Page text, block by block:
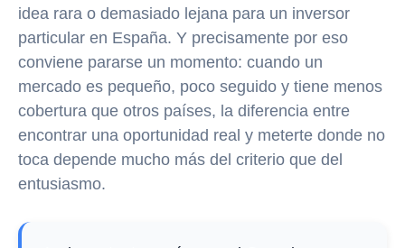
idea rara o demasiado lejana para un inversor
particular en España. Y precisamente por eso
conviene pararse un momento: cuando un
mercado es pequeño, poco seguido y tiene menos
cobertura que otros países, la diferencia entre
encontrar una oportunidad real y meterte donde no
toca depende mucho más del criterio que del
entusiasmo.